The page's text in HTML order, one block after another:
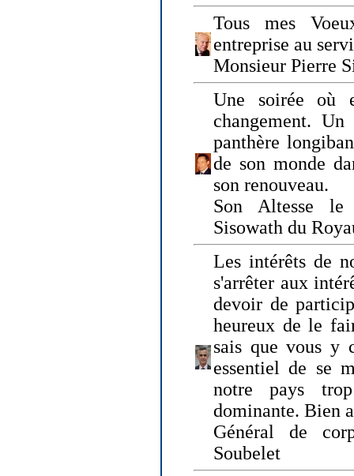
Tous mes
entreprise au
Monsieur Pierre
Une soirée où
changement.
panthère
de son monde
son renouveau.
Son Altesse le
Sisowath du
Les intérêts de
s'arrêter aux
devoir de
heureux de le
sais que vous y
essentiel de se
notre pays
dominante. Bien
Général de
Soubelet